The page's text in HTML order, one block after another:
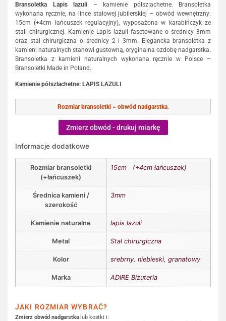
Bransoletka Lapis lazuli
– kamienie półszlachetne. Bransoletka
wykonana ręcznie, na lince stalowej jubilerskiej – obwód wewnętrzny:
15cm (+4cm łańcuszek regulacyjny), wyposażona w karabińczyk ze
stali chirurgicznej. Kamienie Lapis lazuli fasetowane o średnicy 3mm
oraz stal chirurgiczna o średnicy 2 i 3mm. Elegancka bransoletka z
kamieni naturalnych stanowi gustowną, oryginalna ozdobę nadgarstka.
Bransoletka z kamieni naturalnych wykonana ręcznie w Polsce –
Bransoletki Made in Poland.
Kamienie półszlachetne: LAPIS LAZULI
Rozmiar bransoletki= obwód nadgarstka.
Zmierz obwód - drukuj miarkę
Informacje dodatkowe
Rozmiar bransoletki
(+łańcuszek)
15cm (+4cm łańcuszek)
Średnica kamieni /
szerokość
3mm
Kamienie naturalne lapis lazuli
Metal Stal chirurgiczna
Kolor srebrny, niebieski, granatowy
Marka ADIRE Biżuteria
JAKI ROZMIAR WYBRAĆ?
Zmierz obwód nadgarstkalub kostki i: